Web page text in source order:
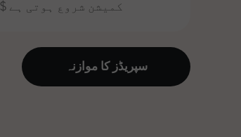
کمیشن شروع ہوتی ہے $4 / لاٹ
سپریڈز کا موازنہ